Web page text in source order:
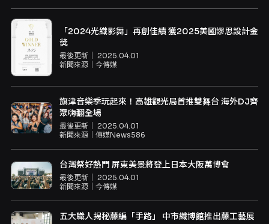
「2024光織影舞」再創佳績 獲2025美國謬思設計金
獎
最後更新｜ 2025.04.01
新聞來源｜ 今傳媒
旗津音樂季玩起來！高雄觀光局首推雙舞台 海外DJ齊
聚嗨翻全場
最後更新｜ 2025.04.01
新聞來源｜ 傳媒News586
台灣祭好熱門 屏東美景將登上日本大阪萬博會
最後更新｜ 2025.04.01
新聞來源｜ 今傳媒
五大職人揭秘藤編「手路」 中市纖博館推出藤工藝展